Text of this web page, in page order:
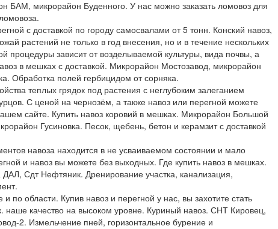
БАМ, микрорайон Буденного. У нас можно заказать ломовоз для
с доставкой по городу самосвалами от 5 тонн. Конский навоз,
растений не только в год внесения, но и в течение нескольких
процедуры зависит от возделываемой культуры, вида почвы, а
в мешках с доставкой. Микрорайон Мостозавод, микрорайон
Обработка полей гербицидом от сорняка.
теплых грядок под растения с неглубоким залеганием
С ценой на чернозём, а также навоз или перегной можете
сайте. Купить навоз коровий в мешках. Микрорайон Большой
Гусиновка. Песок, щебень, бетон и керамзит с доставкой
навоза находится в не усваиваемом состоянии и мало
и навоз вы можете без выходных. Где купить навоз в мешках.
Сдт Нефтяник. Дренирование участка, канализация,
и по области. Купив навоз и перегной у нас, вы захотите стать
наше качество на высоком уровне. Куриный навоз. СНТ Кировец,
2. Измельчение пней, горизонтальное бурение и